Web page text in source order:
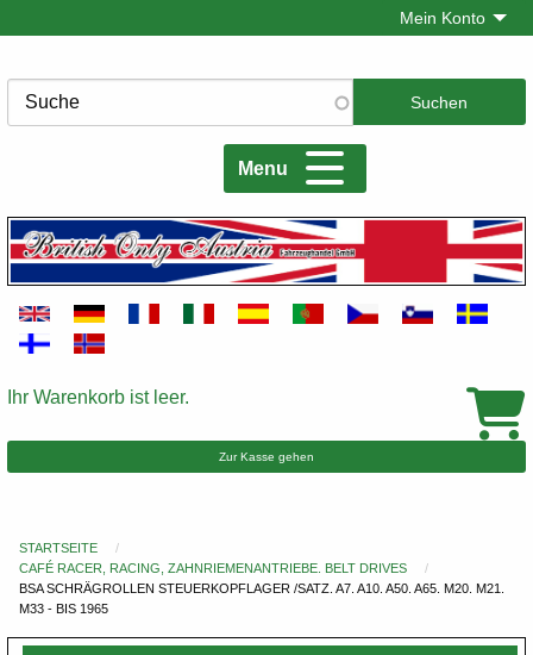
zum
Mein Konto
Suche
Menu
Warenkorb
Ihr Warenkorb ist leer.
Zur Kasse gehen
Du
bist
hier
STARTSEITE
CAFÉ RACER, RACING, ZAHNRIEMENANTRIEBE. BELT DRIVES
BSA SCHRÄGROLLEN STEUERKOPFLAGER /SATZ. A7. A10. A50. A65. M20. M21.
M33 - BIS 1965